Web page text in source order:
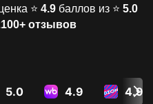
⭐️ 4.9 баллов из ⭐️ 5.0
отзывов
5.0 4.9 4.9